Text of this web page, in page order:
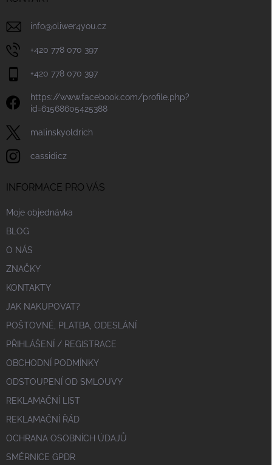
info@oliwer4you.cz
+420 778 070 397
+420 778 070 397
https://www.facebook.com/profile.php?
id=61568605425388
malinskyoldrich
cassidicz
INFORMACE PRO VÁS
Moje objednávka
BLOG
O NÁS
ZNAČKY
KONTAKTY
JAK NAKUPOVAT?
POŠTOVNÉ, PLATBA, ODESLÁNÍ
PŘIHLÁŠENÍ / REGISTRACE
OBCHODNÍ PODMÍNKY
ODSTOUPENÍ OD SMLOUVY
REKLAMAČNÍ LIST
REKLAMAČNÍ ŘÁD
OCHRANA OSOBNÍCH ÚDAJŮ
SMĚRNICE GPDR